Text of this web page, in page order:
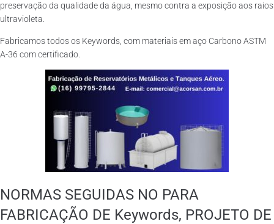
preservação da qualidade da água, mesmo contra a exposição aos raios
ultravioleta.
Fabricamos todos os Keywords, com materiais em aço Carbono ASTM
A-36 com certificado.
NORMAS SEGUIDAS NO PARA
FABRICAÇÃO DE Keywords, PROJETO DE